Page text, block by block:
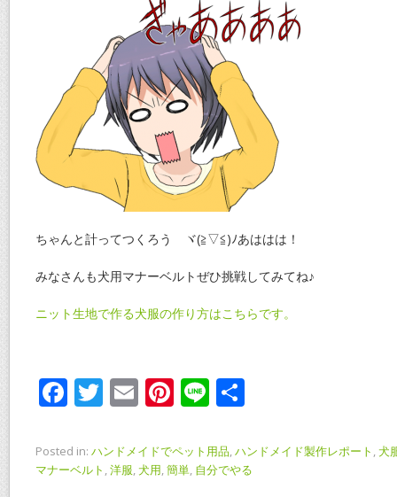
ちゃんと計ってつくろう ヾ(≧▽≦)ﾉあははは！
みなさんも犬用マナーベルトぜひ挑戦してみてね♪
ニット生地で作る犬服の作り方はこちらです。
F
e
b
T
itt
er
E
ai
l
Pi
er
e
Li
e
Posted in: ハンドメイドでペット用品,ハンドメイド製作レポート ,犬
マナーベルト ,洋服,犬用,簡単, 自分でやる